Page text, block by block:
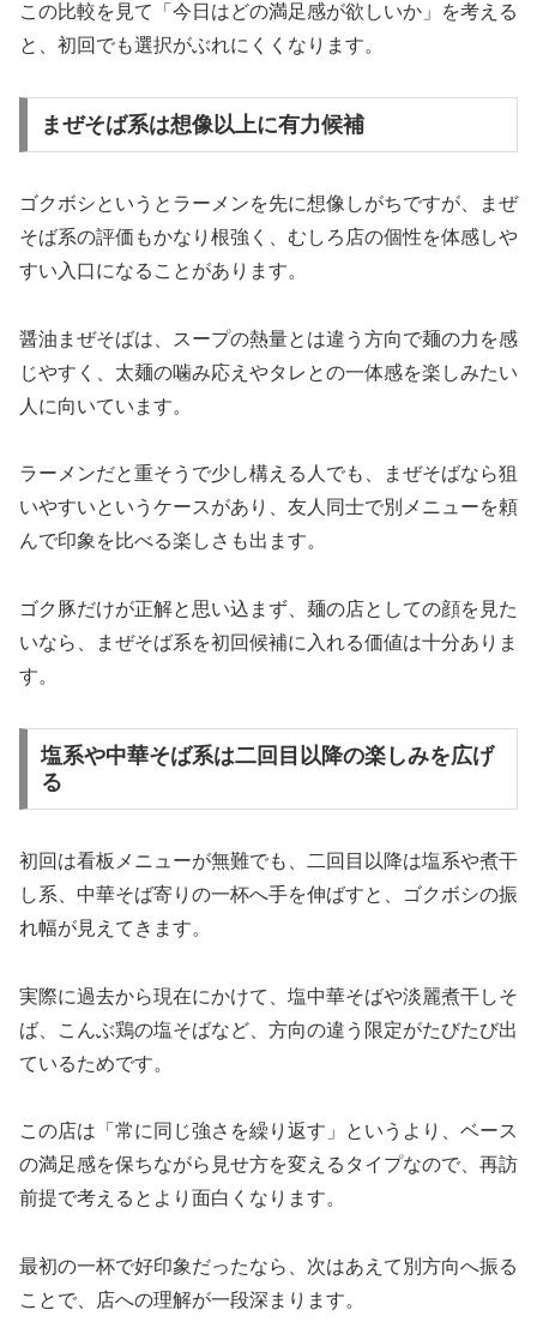
この比較を見て「今日はどの満足感が欲しいか」を考える
と、初回でも選択がぶれにくくなります。
まぜそば系は想像以上に有力候補
ゴクボシというとラーメンを先に想像しがちですが、まぜ
そば系の評価もかなり根強く、むしろ店の個性を体感しや
すい入口になることがあります。
醤油まぜそばは、スープの熱量とは違う方向で麺の力を感
じやすく、太麺の噛み応えやタレとの一体感を楽しみたい
人に向いています。
ラーメンだと重そうで少し構える人でも、まぜそばなら狙
いやすいというケースがあり、友人同士で別メニューを頼
んで印象を比べる楽しさも出ます。
ゴク豚だけが正解と思い込まず、麺の店としての顔を見た
いなら、まぜそば系を初回候補に入れる価値は十分ありま
す。
塩系や中華そば系は二回目以降の楽しみを広げ
る
初回は看板メニューが無難でも、二回目以降は塩系や煮干
し系、中華そば寄りの一杯へ手を伸ばすと、ゴクボシの振
れ幅が見えてきます。
実際に過去から現在にかけて、塩中華そばや淡麗煮干しそ
ば、こんぶ鶏の塩そばなど、方向の違う限定がたびたび出
ているためです。
この店は「常に同じ強さを繰り返す」というより、ベース
の満足感を保ちながら見せ方を変えるタイプなので、再訪
前提で考えるとより面白くなります。
最初の一杯で好印象だったなら、次はあえて別方向へ振る
ことで、店への理解が一段深まります。